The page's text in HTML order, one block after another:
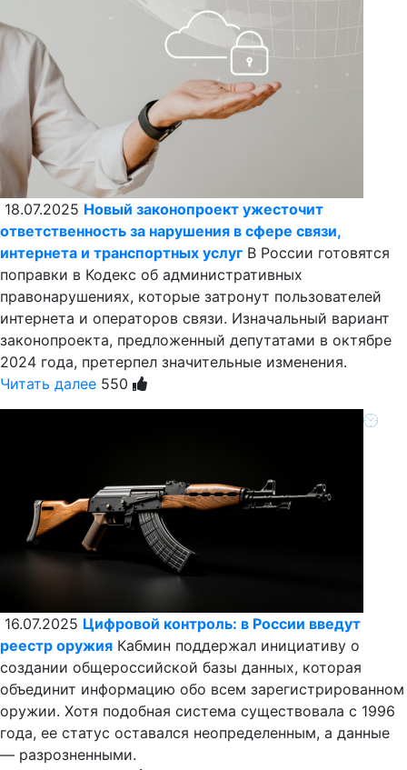
18.07.2025 Новый законопроект ужесточит
ответственность за нарушения в сфере связи,
интернета и транспортных услуг В России готовятся
поправки в Кодекс об административных
правонарушениях, которые затронут пользователей
интернета и операторов связи. Изначальный вариант
законопроекта, предложенный депутатами в октябре
2024 года, претерпел значительные изменения.
Читать далее 550
16.07.2025 Цифровой контроль: в России введут
реестр оружия Кабмин поддержал инициативу о
создании общероссийской базы данных, которая
объединит информацию обо всем зарегистрированном
оружии. Хотя подобная система существовала с 1996
года, ее статус оставался неопределенным, а данные
— разрозненными.